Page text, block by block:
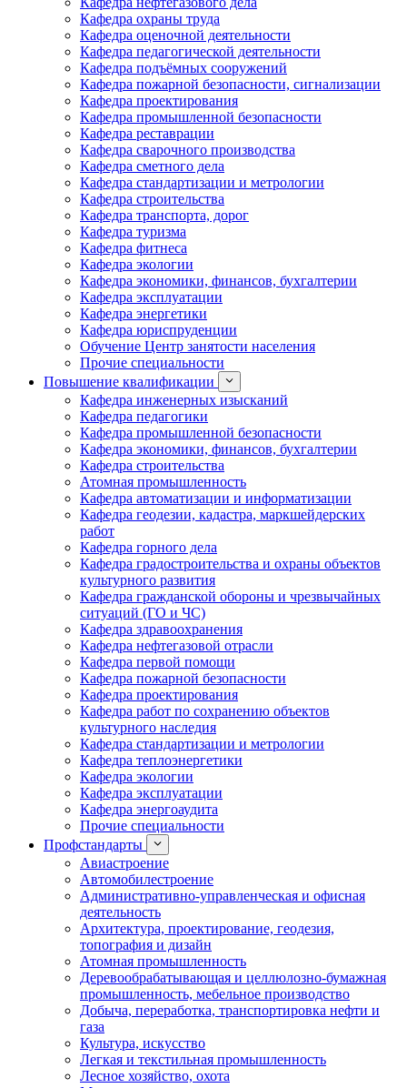
Кафедра охраны труда
Кафедра оценочной деятельности
Кафедра педагогической деятельности
Кафедра подъёмных сооружений
Кафедра пожарной безопасности, сигнализации
Кафедра проектирования
Кафедра промышленной безопасности
Кафедра реставрации
Кафедра сварочного производства
Кафедра сметного дела
Кафедра стандартизации и метрологии
Кафедра строительства
Кафедра транспорта, дорог
Кафедра туризма
Кафедра фитнеса
Кафедра экологии
Кафедра экономики, финансов, бухгалтерии
Кафедра эксплуатации
Кафедра энергетики
Кафедра юриспруденции
Обучение Центр занятости населения
Прочие специальности
Повышение квалификации
Кафедра инженерных изысканий
Кафедра педагогики
Кафедра промышленной безопасности
Кафедра экономики, финансов, бухгалтерии
Кафедра строительства
Атомная промышленность
Кафедра автоматизации и информатизации
Кафедра геодезии, кадастра, маркшейдерских
работ
Кафедра горного дела
Кафедра градостроительства и охраны объектов
культурного развития
Кафедра гражданской обороны и чрезвычайных
ситуаций (ГО и ЧС)
Кафедра здравоохранения
Кафедра нефтегазовой отрасли
Кафедра первой помощи
Кафедра пожарной безопасности
Кафедра проектирования
Кафедра работ по сохранению объектов
культурного наследия
Кафедра стандартизации и метрологии
Кафедра теплоэнергетики
Кафедра экологии
Кафедра эксплуатации
Кафедра энергоаудита
Прочие специальности
Профстандарты
Авиастроение
Автомобилестроение
Административно-управленческая и офисная
деятельность
Архитектура, проектирование, геодезия,
топография и дизайн
Атомная промышленность
Деревообрабатывающая и целлюлозно-бумажная
промышленность, мебельное производство
Добыча, переработка, транспортировка нефти и
газа
Культура, искусство
Легкая и текстильная промышленность
Лесное хозяйство, охота